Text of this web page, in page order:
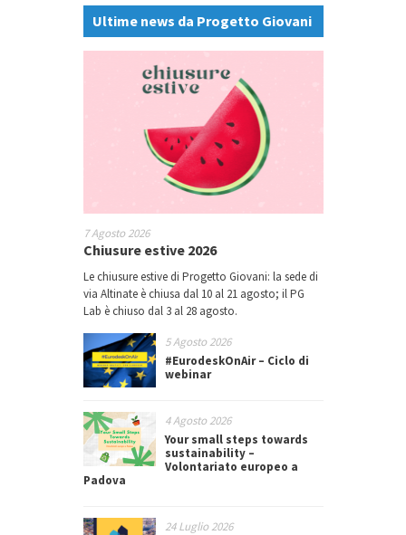
Ultime news da Progetto Giovani
7 Agosto 2026
Chiusure estive 2026
Le chiusure estive di Progetto Giovani: la sede di
via Altinate è chiusa dal 10 al 21 agosto; il PG
Lab è chiuso dal 3 al 28 agosto.
5 Agosto 2026
#EurodeskOnAir – Ciclo di
webinar
4 Agosto 2026
Your small steps towards
sustainability –
Volontariato europeo a
Padova
24 Luglio 2026